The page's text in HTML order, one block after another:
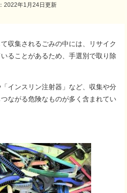
2022年1月24日更新
収集されるごみの中には、リサイク
ることがあるため、手選別で取り除
インスリン注射器」など、収集や分
ながる危険なものが多く含まれてい